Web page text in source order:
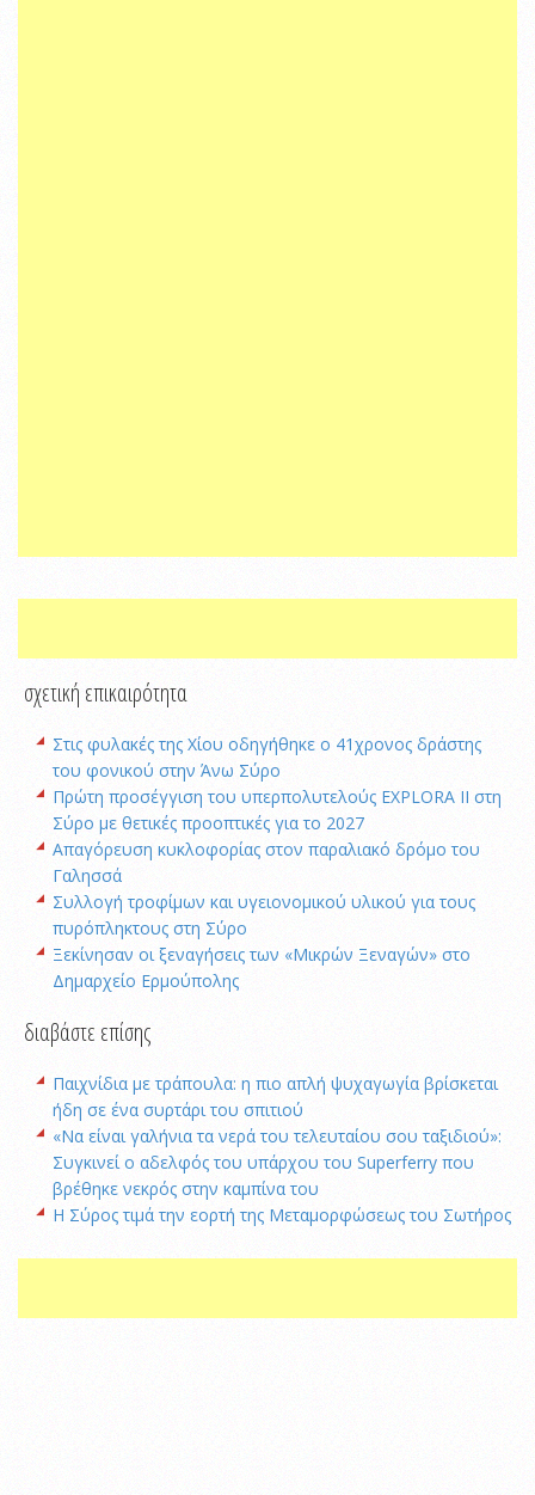
σχετική επικαιρότητα
Στις φυλακές της Χίου οδηγήθηκε ο 41χρονος δράστης
του φονικού στην Άνω Σύρο
Πρώτη προσέγγιση του υπερπολυτελούς EXPLORA II στη
Σύρο με θετικές προοπτικές για το 2027
Απαγόρευση κυκλοφορίας στον παραλιακό δρόμο του
Γαλησσά
Συλλογή τροφίμων και υγειονομικού υλικού για τους
πυρόπληκτους στη Σύρο
Ξεκίνησαν οι ξεναγήσεις των «Μικρών Ξεναγών» στο
Δημαρχείο Ερμούπολης
διαβάστε επίσης
Παιχνίδια με τράπουλα: η πιο απλή ψυχαγωγία βρίσκεται
ήδη σε ένα συρτάρι του σπιτιού
«Να είναι γαλήνια τα νερά του τελευταίου σου ταξιδιού»:
Συγκινεί ο αδελφός του υπάρχου του Superferry που
βρέθηκε νεκρός στην καμπίνα του
Η Σύρος τιμά την εορτή της Μεταμορφώσεως του Σωτήρος